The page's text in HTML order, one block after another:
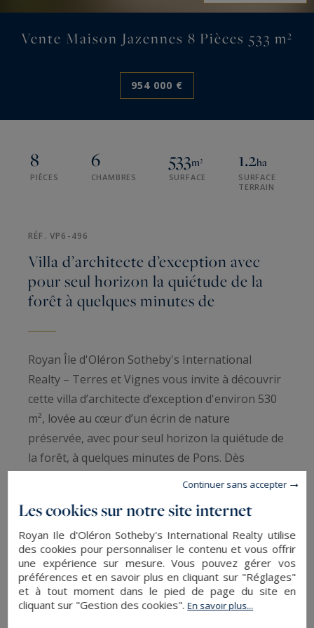
Vente Maison Jazennes 8 Pièces 533 m²
954 000 €
8
PIÈCES
6
CHAMBRES
533m²
SURFACE
1.2ha
SURFACE
TERRAIN
RÉF. VP6-496
Villa d’architecte d’exception avec
pour seul horizon la quiétude de la
forêt à quelques minutes de
Royan Île d'Oléron Sotheby's International
Realty – Terres et Vignes vous invite à découvrir
cette villa d’architecte d’exception d'environ 530
m², lovée au cœur d’un écrin de nature
préservée, avec pour seul horizon la quiétude de
la forêt, à quelques minutes de Pons. Dès
apaisant, où le temps semble suspendu. La
maison dévoile, dès l’entrée, des volumes
spectaculaires baignés de lumière. Le séjour
cathédrale, véritable pièce maîtresse, s’élève
avec élégance et s’ouvre sur une cuisine
conviviale, pensée comme un lieu de partage.
Les cookies sur notre site internet
Royan Ile d'Oléron Sotheby's International Realty utilise
des cookies pour personnaliser le contenu et vous offrir
une expérience sur mesure. Vous pouvez gérer vos
préférences et en savoir plus en cliquant sur "Réglages"
et à tout moment dans le pied de page du site en
cliquant sur "Gestion des cookies".En savoir plus...
Continuer sans accepter